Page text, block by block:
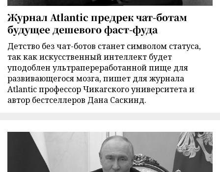
Журнал Atlantic предрек чат-ботам
будущее дешевого фаст-фуда
Детство без чат-ботов станет символом статуса,
так как искусственный интеллект будет
уподоблен ультрапереработанной пище для
развивающегося мозга, пишет для журнала
Atlantic профессор Чикагского университета и
автор бестселлеров Дана Саскинд.